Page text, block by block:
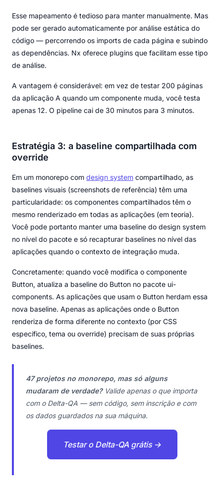
Esse mapeamento é tedioso para manter manualmente. Mas
pode ser gerado automaticamente por análise estática do
código — percorrendo os imports de cada página e subindo
as dependências. Nx oferece plugins que facilitam esse tipo
de análise.
A vantagem é considerável: em vez de testar 200 páginas
da aplicação A quando um componente muda, você testa
apenas 12. O pipeline cai de 30 minutos para 3 minutos.
Estratégia 3: a baseline compartilhada com
override
Em um monorepo com design system compartilhado, as
baselines visuais (screenshots de referência) têm uma
particularidade: os componentes compartilhados têm o
mesmo renderizado em todas as aplicações (em teoria).
Você pode portanto manter uma baseline do design system
no nível do pacote e só recapturar baselines no nível das
aplicações quando o contexto de integração muda.
Concretamente: quando você modifica o componente
Button, atualiza a baseline do Button no pacote ui-
components. As aplicações que usam o Button herdam essa
nova baseline. Apenas as aplicações onde o Button
renderiza de forma diferente no contexto (por CSS
específico, tema ou override) precisam de suas próprias
baselines.
47 projetos no monorepo, mas só alguns
mudaram de verdade?Valide apenas o que importa
com o Delta-QA — sem código, sem inscrição e com
os dados guardados na sua máquina.
Testar o Delta-QA grátis →